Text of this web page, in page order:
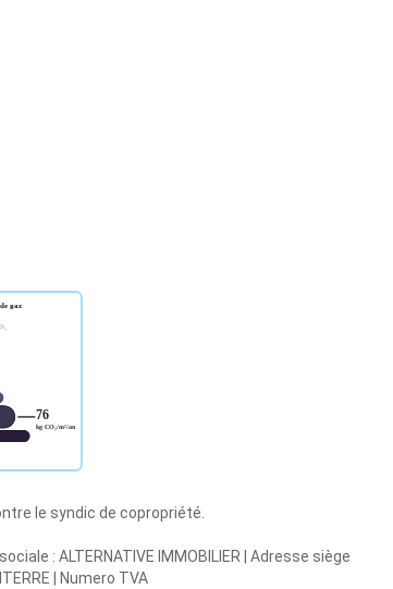
le syndic de copropriété.
: ALTERNATIVE IMMOBILIER | Adresse siège
| Numero TVA